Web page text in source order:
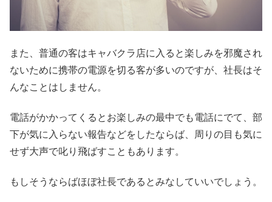
また、普通の客はキャバクラ店に入ると楽しみを邪魔され
ないために携帯の電源を切る客が多いのですが、社長はそ
んなことはしません。
電話がかかってくるとお楽しみの最中でも電話にでて、部
下が気に入らない報告などをしたならば、周りの目も気に
せず大声で叱り飛ばすこともあります。
もしそうならばほぼ社長であるとみなしていいでしょう。